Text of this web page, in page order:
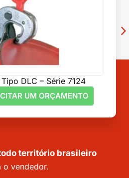
território brasileiro
o vendedor.
– Série 7124
UM ORÇAMENTO